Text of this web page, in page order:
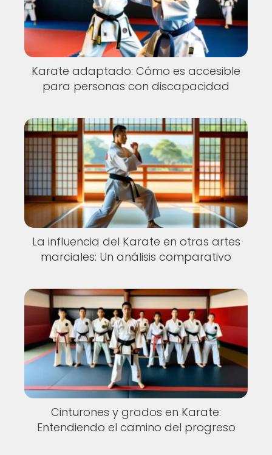
Karate adaptado: Cómo es accesible
para personas con discapacidad
La influencia del Karate en otras artes
marciales: Un análisis comparativo
Cinturones y grados en Karate:
Entendiendo el camino del progreso